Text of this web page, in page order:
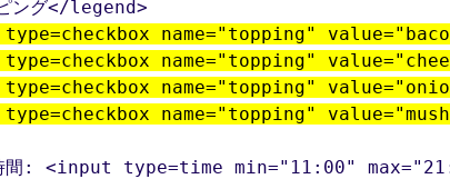
ング</legend>
name="topping"
name="topping"
name="topping"
name="topping"
時間: <input type=time min="11:00"